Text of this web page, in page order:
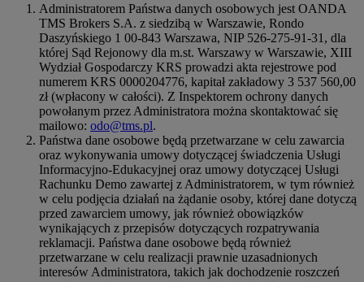
Administratorem Państwa danych osobowych jest OANDA
TMS Brokers S.A. z siedzibą w Warszawie, Rondo
Daszyńskiego 1 00-843 Warszawa, NIP 526-275-91-31, dla
której Sąd Rejonowy dla m.st. Warszawy w Warszawie, XIII
Wydział Gospodarczy KRS prowadzi akta rejestrowe pod
numerem KRS 0000204776, kapitał zakładowy 3 537 560,00
zł (wpłacony w całości). Z Inspektorem ochrony danych
powołanym przez Administratora można skontaktować się
mailowo: odo@tms.pl.
Państwa dane osobowe będą przetwarzane w celu zawarcia
oraz wykonywania umowy dotyczącej świadczenia Usługi
Informacyjno-Edukacyjnej oraz umowy dotyczącej Usługi
Rachunku Demo zawartej z Administratorem, w tym również
w celu podjęcia działań na żądanie osoby, której dane dotyczą
przed zawarciem umowy, jak również obowiązków
wynikających z przepisów dotyczących rozpatrywania
reklamacji. Państwa dane osobowe będą również
przetwarzane w celu realizacji prawnie uzasadnionych
interesów Administratora, takich jak dochodzenie roszczeń